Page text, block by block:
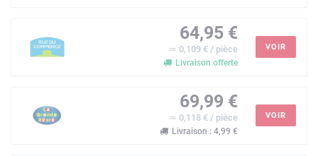
64,95 €
≃ 0,109 € / pièce
Livraison offerte
VOIR
69,99 €
≃ 0,118 € / pièce
Livraison : 4,99 €
VOIR